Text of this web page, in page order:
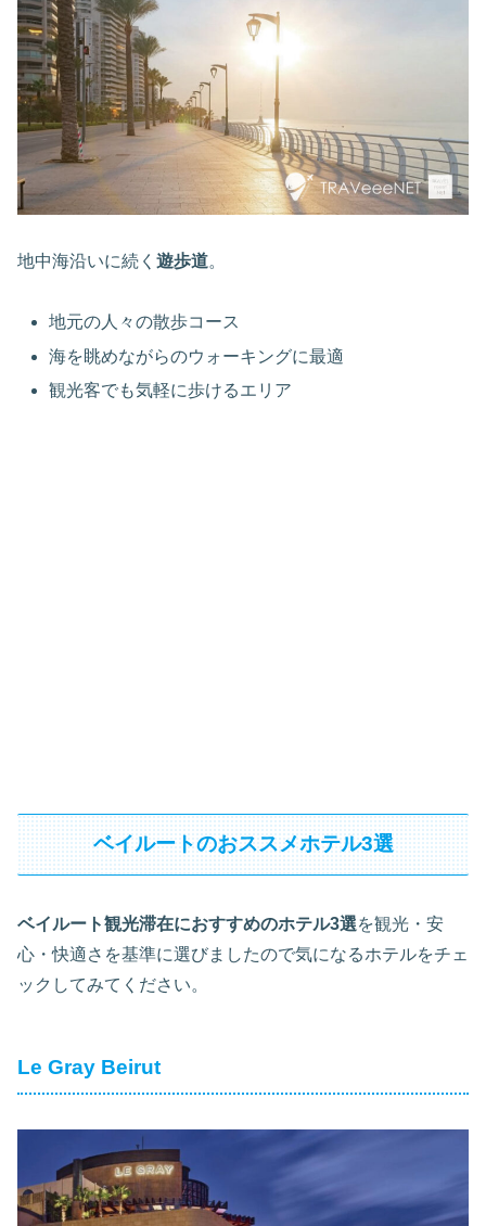
地中海沿いに続く 遊歩道。
地元の人々の散歩コース
海を眺めながらのウォーキングに最適
観光客でも気軽に歩けるエリア
ベイルートのおススメホテル3選
ベイルート観光滞在におすすめのホテル3選を観光・安
心・快適さを基準に選びましたので気になるホテルをチェ
ックしてみてください。
Le Gray Beirut